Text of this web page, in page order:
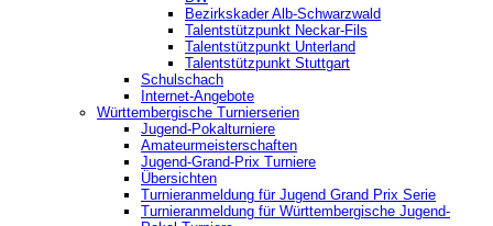
Bezirkskader Alb-Schwarzwald
Talentstützpunkt Neckar-Fils
Talentstützpunkt Unterland
Talentstützpunkt Stuttgart
Schulschach
Internet-Angebote
Württembergische Turnierserien
Jugend-Pokalturniere
Amateurmeisterschaften
Jugend-Grand-Prix Turniere
Übersichten
Turnieranmeldung für Jugend Grand Prix Serie
Turnieranmeldung für Württembergische Jugend-